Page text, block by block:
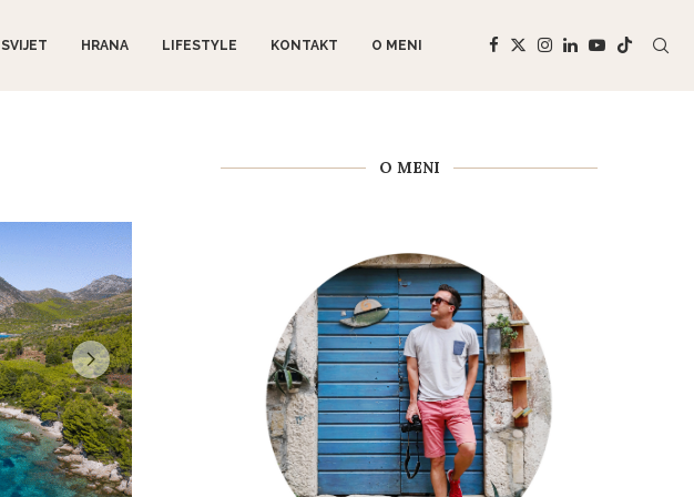
SVIJET HRANA LIFESTYLE KONTAKT O MENI
O MENI